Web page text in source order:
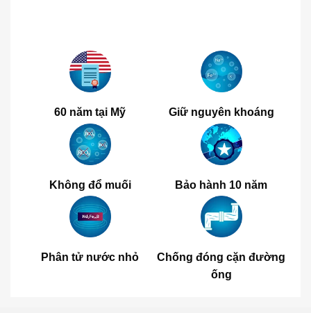
60 năm tại Mỹ Giữ nguyên khoáng
Không đổ muối Bảo hành 10 năm
Phân tử nước nhỏ
Chống đóng cặn đường
ống